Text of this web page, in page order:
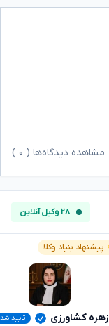
مشاهده دیدگاه‌ها ( ۰
۲۸ وکیل آنلاین
پیشنهاد بنیاد وکلا
زهره کشاورزی تایید